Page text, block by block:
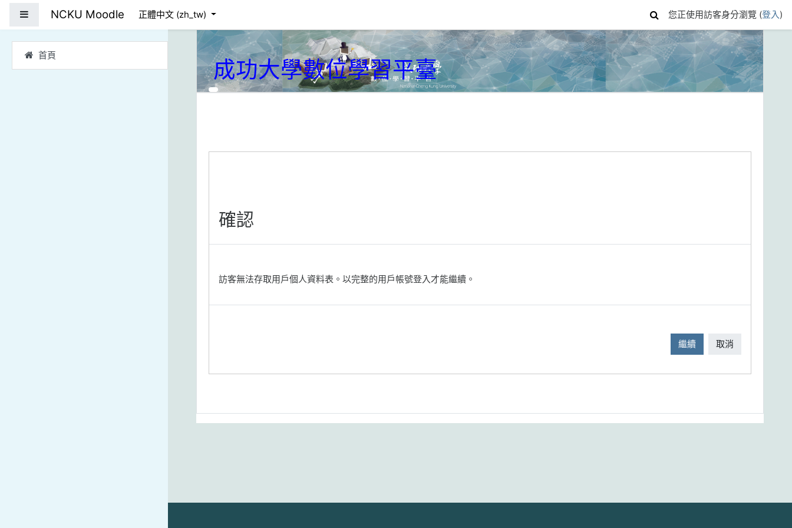
首頁
NCKU Moodle 正體中文 ‎(zh_tw)‎ 您正使用訪客身分瀏覽 (登入)
成功大學數位學習平臺
確認
訪客無法存取用戶個人資料表。以完整的用戶帳號登入才能繼續。
繼續 取消